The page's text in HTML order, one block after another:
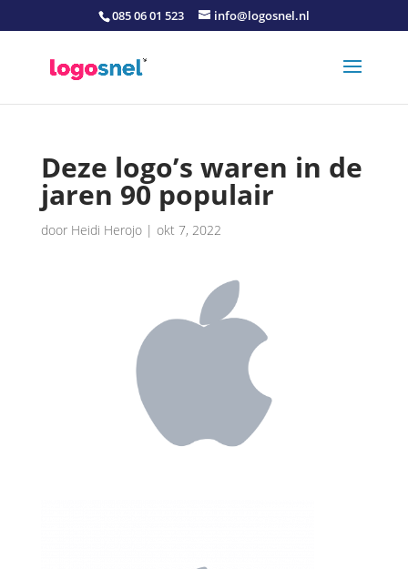
085 06 01 523 info@logosnel.nl
Deze logo’s waren in de
jaren 90 populair
door Heidi Herojo| okt 7, 2022